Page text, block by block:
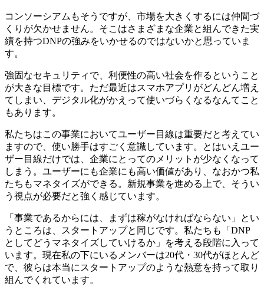
コンソーシアムもそうですが、市場を大きくするには仲間づ
くりが欠かせません。そこはさまざまな企業と組んできた実
績を持つDNPの強みをいかせるのではないかと思っていま
す。
強固なセキュリティで、利便性の高い社会を作るということ
が大きな目標です。ただ最近はスマホアプリがどんどん増え
てしまい、デジタル化がかえって使いづらくなるなんてこと
もあります。
私たちはこの事業においてユーザー目線は重要だと考えてい
ますので、使い勝手はすごく意識しています。とはいえユー
ザー目線だけでは、企業にとってのメリットが少なくなって
しまう。ユーザーにも企業にも高い価値があり、なおかつ私
たちもマネタイズができる。新規事業を進める上で、そうい
う視点が必要だと強く感じています。
「事業であるからには、まずは稼がなければならない」とい
うところは、スタートアップと同じです。私たちも「DNP
としてどうマネタイズしていけるか」を考える段階に入って
います。現在私の下にいるメンバーは20代・30代がほとんど
で、彼らは本当にスタートアップのような熱意を持って取り
組んでくれています。